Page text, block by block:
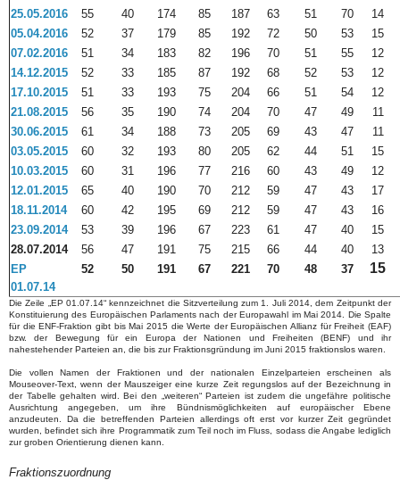
25.05.2016 55 40 1 74 85 1 87 63 51 70 1 4
05.04.2016 52 37 1 79 85 192 72 50 53 1 5
07.02.2016 51 34 1 83 82 196 70 51 55
12
14.12.2015
52 33 1 85 87 192 68 52 53
12
17.10.2015
51 33 193 75 204 66 51 54
12
21.08.2015
56 35 190 74 204 70 47 49
11
30.06.2015
61 34 188 73 205 69 43 47
11
03.05.2015
60 32 193 80 205 62 44 51
15
10.03.2015
60 31 196 77 216 60 43 49
12
12.01.2015
65 40 190 70 212 59 47 43
17
18.11.2014
60 42 195 69 212 59 47 43
16
23.09.2014
53 39 196 67 223 61 47 40
15
28.07.2014
56 47 191 75 215 66 44 40
13
EP
01.07.14
52 50 191 67 221 70 48 37 15
Die Zeile „EP 01.07.14“ kennzeichnet die Sitzverteilung zum 1. Juli 2014, dem Zeitpunkt der
Konstituierung des Europäischen Parlaments nach der Europawahl im Mai 2014. Die Spalte
für die ENF-Fraktion gibt bis Mai 2015 die Werte der Europäischen Allianz für Freiheit (EAF)
bzw. der Bewegung für ein Europa der Nationen und Freiheiten (BENF) und ihr
nahestehender Parteien an, die bis zur Fraktionsgründung im Juni 2015 fraktionslos waren.
Die vollen Namen der Fraktionen und der nationalen Einzelparteien erscheinen als
Mouseover-Text, wenn der Mauszeiger eine kurze Zeit regungslos auf der Bezeichnung in
der Tabelle gehalten wird. Bei den „weiteren“ Parteien ist zudem die ungefähre politische
Ausrichtung angegeben, um ihre Bündnismöglichkeiten auf europäischer Ebene
anzudeuten. Da die betreffenden Parteien allerdings oft erst vor kurzer Zeit gegründet
wurden, befindet sich ihre Programmatik zum Teil noch im Fluss, sodass die Angabe lediglich
zur groben Orientierung dienen kann.
Fraktionszuordnung